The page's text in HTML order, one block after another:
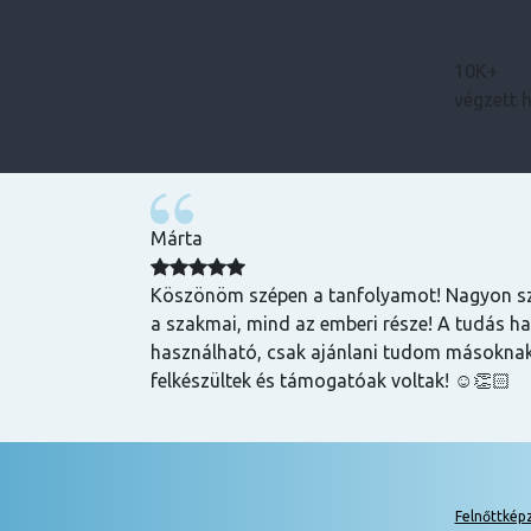
10K+
végzett
Bence
Magas tudású, szakképzett emberek
lehet szerezni általuk